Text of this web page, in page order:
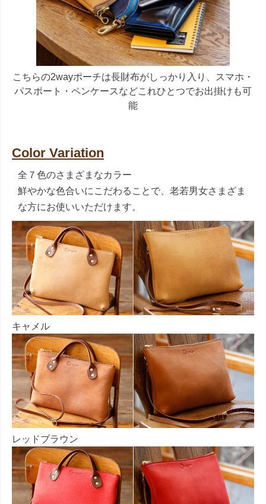
こちらの2wayポーチは長財布がしっかり入り、スマホ・
パスポート・ペンケースなどこれひとつでお出掛けも可
能
Color Variation
全７色のさまざまなカラー
鮮やかな色合いにこだわることで、老若男女さまざま
な方にお使いいただけます。
キャメル
レッドブラウン